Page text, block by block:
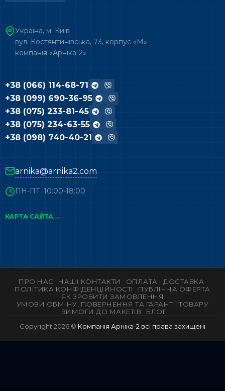
Україна, м. Київ
вул. Костянтинівська, 73, корпус «М»
компанія «Арніка-2»
+38 (066) 114-68-71
+38 (099) 690-36-95
+38 (075) 233-81-45
+38 (075) 234-63-55
+38 (098) 740-40-21
arnika@arnika2.com
ПН-ПТ: 10:00-18:00
КАРТА САЙТА →
ПРО НАС НАШІ КОНТАКТИ
ОПЛАТА І ДОСТАВКА
ПОЛІТИКА КОНФІДЕНЦІЙНОСТІ
ПУБЛІЧНА ОФЕРТА
ЯК ЗРОБИТИ ЗАМОВЛЕННЯ
УМОВИ ОБМІНУ, ПОВЕРНЕННЯ ТА ГАРАНТІЇ ТОВАРУ
ВИМОГИ ДО МАКЕТІВ
БЛОГ
Copyright 2026 © Компанія Арніка-2 всі права захищені